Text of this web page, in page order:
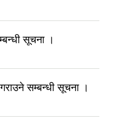
सूचना ।
सम्बन्धी सूचना ।